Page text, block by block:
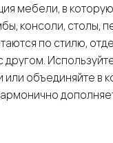
мебели, в
консоли, столы,
по стилю,
другом.
или объединяйте в